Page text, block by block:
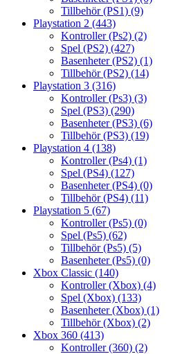
Tillbehör (PS1) (9)
Playstation 2 (443)
Kontroller (Ps2) (2)
Spel (PS2) (427)
Basenheter (PS2) (1)
Tillbehör (PS2) (14)
Playstation 3 (316)
Kontroller (Ps3) (3)
Spel (PS3) (290)
Basenheter (PS3) (6)
Tillbehör (PS3) (19)
Playstation 4 (138)
Kontroller (Ps4) (1)
Spel (PS4) (127)
Basenheter (PS4) (0)
Tillbehör (PS4) (11)
Playstation 5 (67)
Kontroller (Ps5) (0)
Spel (Ps5) (62)
Tillbehör (Ps5) (5)
Basenheter (Ps5) (0)
Xbox Classic (140)
Kontroller (Xbox) (4)
Spel (Xbox) (133)
Basenheter (Xbox) (1)
Tillbehör (Xbox) (2)
Xbox 360 (413)
Kontroller (360) (2)